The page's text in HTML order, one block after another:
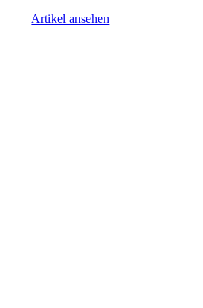
Artikel ansehen